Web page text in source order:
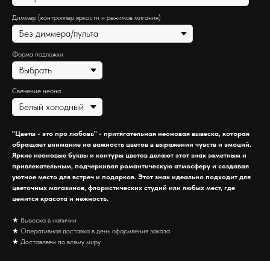
Диммер (контроллер яркости и режимов мигания)
Форма подложки
Свечение неона
"Цветы - это про любовь" - притягательная неоновая вывеска, которая
обращает внимание на важность цветов в выражении чувств и эмоций.
Яркие неоновые буквы и контуры цветов делают этот знак заметным и
привлекательным, подчеркивая романтическую атмосферу и создавая
уютное место для встреч и подарков. Этот знак идеально подходит для
цветочных магазинов, флористических студий или любых мест, где
ценится красота и нежность.
★ Вывеска в наличии
★ Оперативная доставка в день оформления заказа
★ Доставляем по всему миру